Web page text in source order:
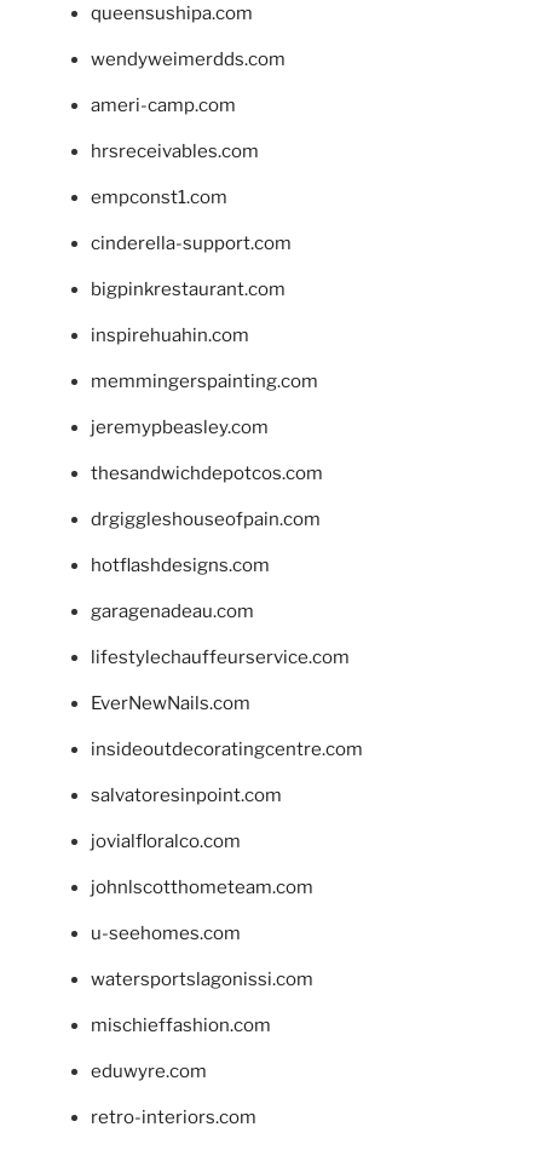
queensushipa.com
wendyweimerdds.com
ameri-camp.com
hrsreceivables.com
empconst1.com
cinderella-support.com
bigpinkrestaurant.com
inspirehuahin.com
memmingerspainting.com
jeremypbeasley.com
thesandwichdepotcos.com
drgiggleshouseofpain.com
hotflashdesigns.com
garagenadeau.com
lifestylechauffeurservice.com
EverNewNails.com
insideoutdecoratingcentre.com
salvatoresinpoint.com
jovialfloralco.com
johnlscotthometeam.com
u-seehomes.com
watersportslagonissi.com
mischieffashion.com
eduwyre.com
retro-interiors.com